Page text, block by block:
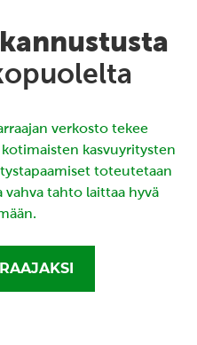
verkosto tekee
kasvuyritysten
toteutetaan
tahto laittaa hyvä